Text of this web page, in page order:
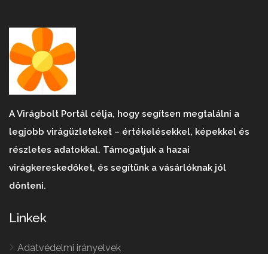
A Virágbolt Portál célja, hogy segítsen megtalálni a
legjobb virágüzleteket – értékelésekkel, képekkel és
részletes adatokkal. Támogatjuk a hazai
virágkereskedőket, és segítünk a vásárlóknak jól
dönteni.
Linkek
Adatvédelmi irányelvek